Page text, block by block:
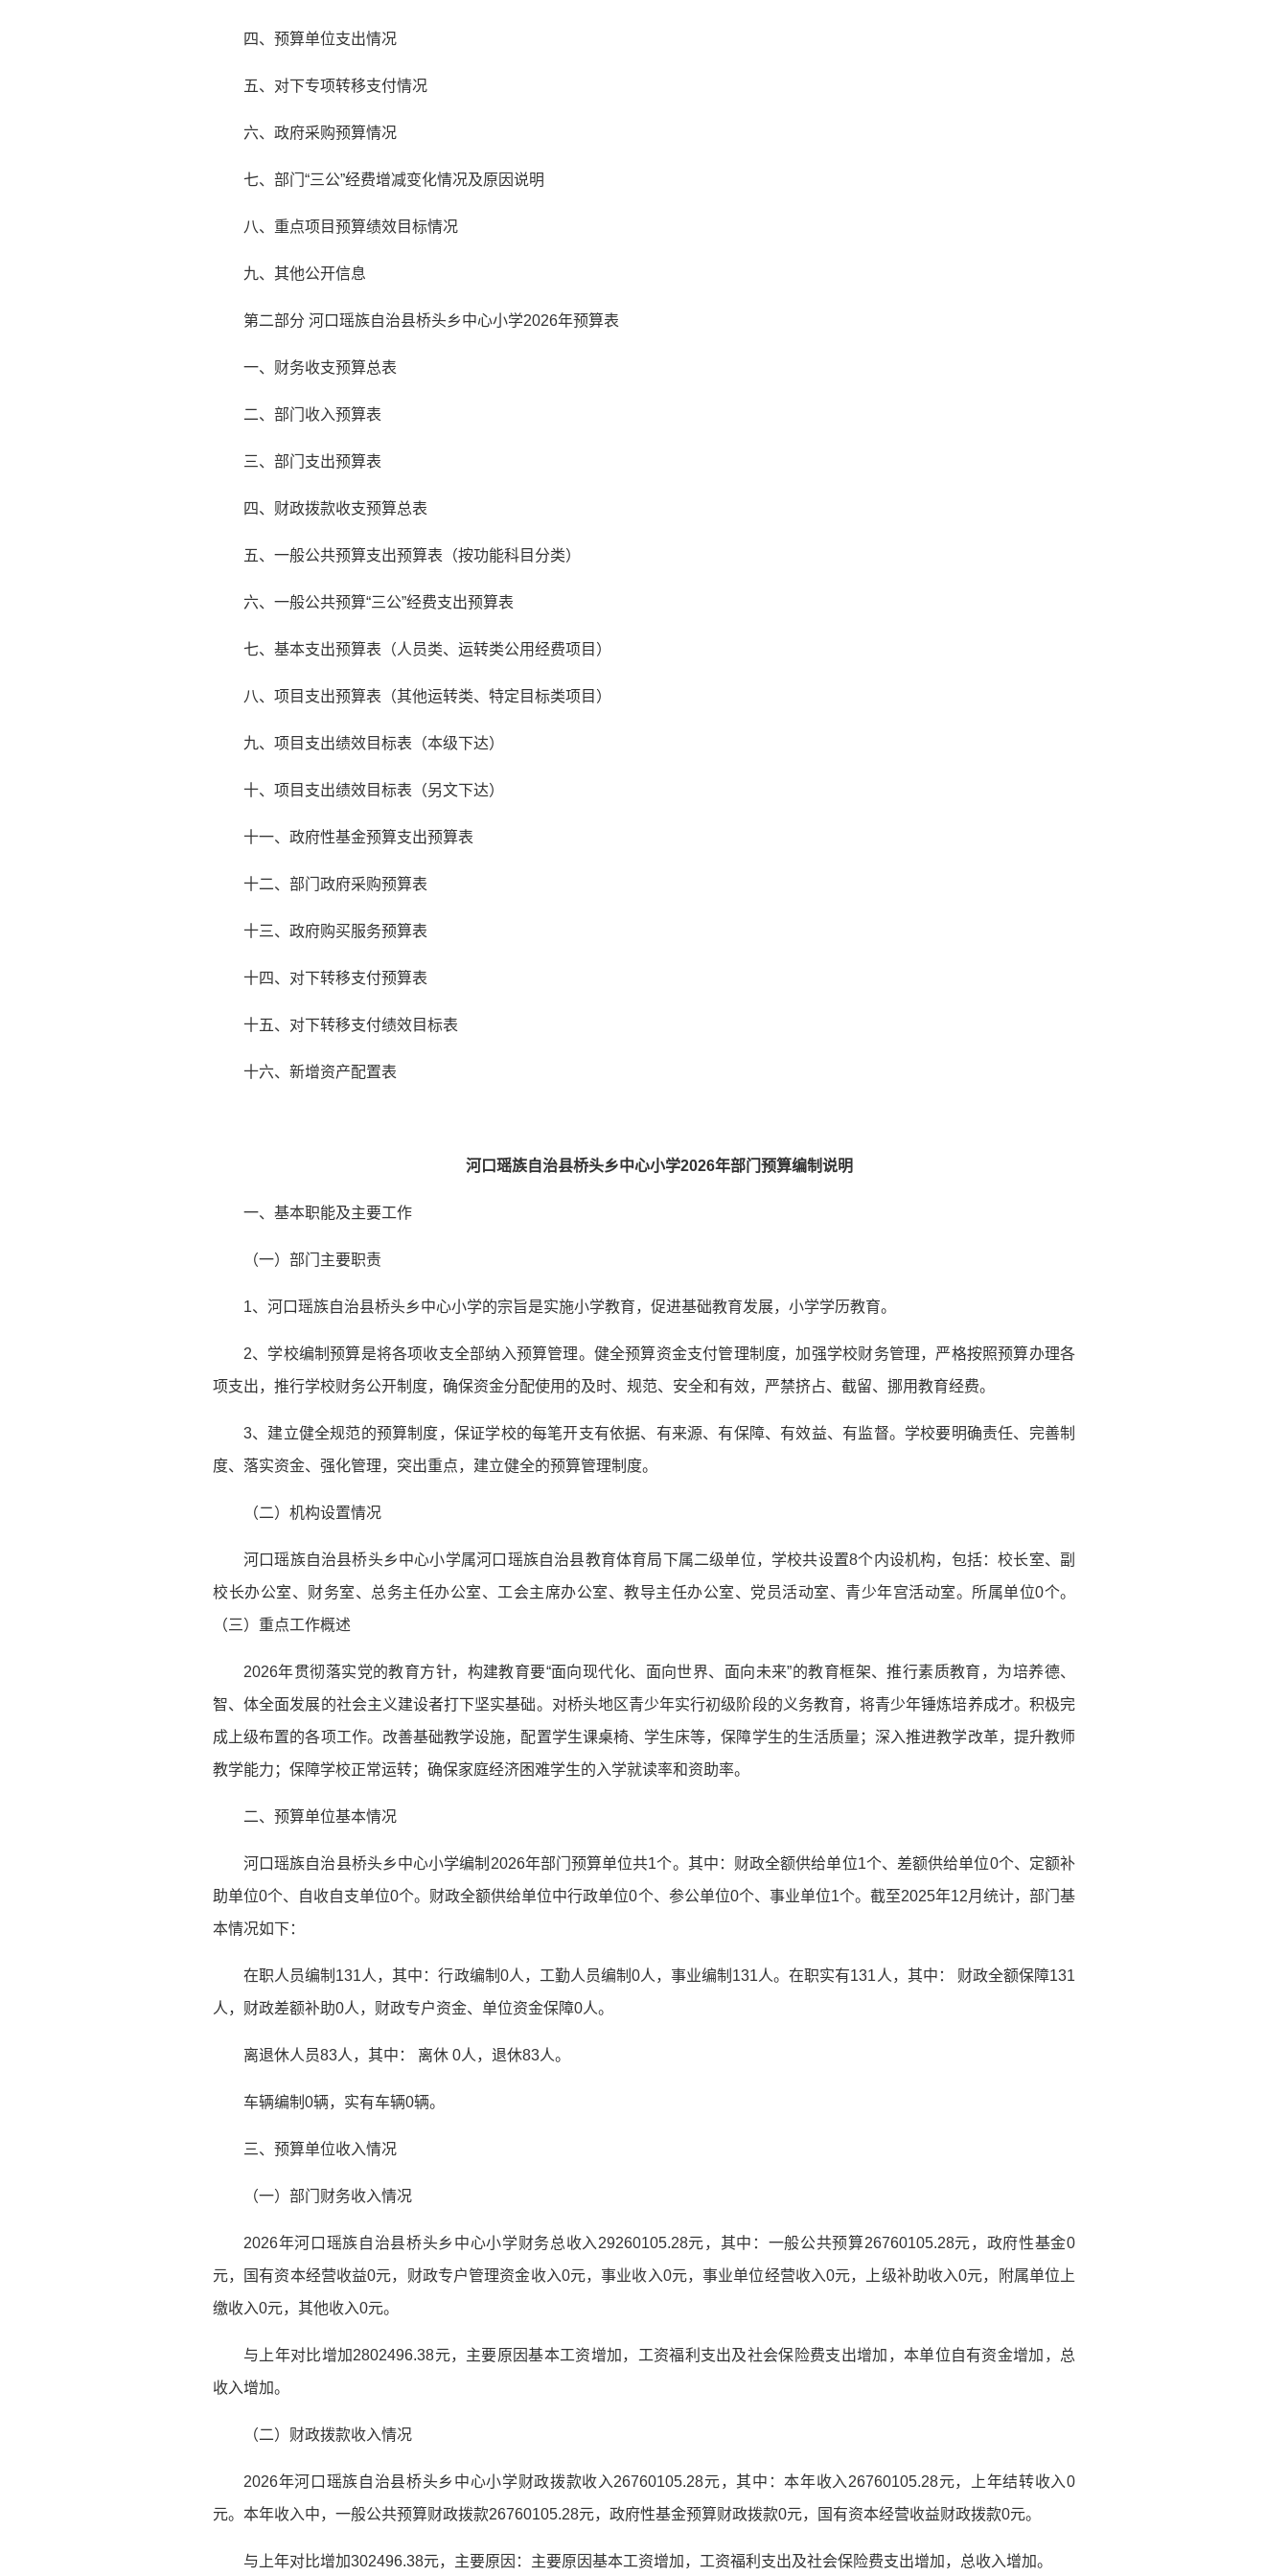
四、预算单位支出情况
五、对下专项转移支付情况
六、政府采购预算情况
七、部门“三公”经费增减变化情况及原因说明
八、重点项目预算绩效目标情况
九、其他公开信息
第二部分 河口瑶族自治县桥头乡中心小学2026年预算表
一、财务收支预算总表
二、部门收入预算表
三、部门支出预算表
四、财政拨款收支预算总表
五、一般公共预算支出预算表（按功能科目分类）
六、一般公共预算“三公”经费支出预算表
七、基本支出预算表（人员类、运转类公用经费项目）
八、项目支出预算表（其他运转类、特定目标类项目）
九、项目支出绩效目标表（本级下达）
十、项目支出绩效目标表（另文下达）
十一、政府性基金预算支出预算表
十二、部门政府采购预算表
十三、政府购买服务预算表
十四、对下转移支付预算表
十五、对下转移支付绩效目标表
十六、新增资产配置表
河口瑶族自治县桥头乡中心小学2026年部门预算编制说明
一、基本职能及主要工作
（一）部门主要职责
1、河口瑶族自治县桥头乡中心小学的宗旨是实施小学教育，促进基础教育发展，小学学历教育。
2、学校编制预算是将各项收支全部纳入预算管理。健全预算资金支付管理制度，加强学校财务管理，严格按照预算办理各
项支出，推行学校财务公开制度，确保资金分配使用的及时、规范、安全和有效，严禁挤占、截留、挪用教育经费。
3、建立健全规范的预算制度，保证学校的每笔开支有依据、有来源、有保障、有效益、有监督。学校要明确责任、完善制
度、落实资金、强化管理，突出重点，建立健全的预算管理制度。
（二）机构设置情况
河口瑶族自治县桥头乡中心小学属河口瑶族自治县教育体育局下属二级单位，学校共设置8个内设机构，包括：校长室、副
校长办公室、财务室、总务主任办公室、工会主席办公室、教导主任办公室、党员活动室、青少年宫活动室。所属单位0个。
（三）重点工作概述
2026年贯彻落实党的教育方针，构建教育要“面向现代化、面向世界、面向未来”的教育框架、推行素质教育，为培养德、
智、体全面发展的社会主义建设者打下坚实基础。对桥头地区青少年实行初级阶段的义务教育，将青少年锤炼培养成才。积极完
成上级布置的各项工作。改善基础教学设施，配置学生课桌椅、学生床等，保障学生的生活质量；深入推进教学改革，提升教师
教学能力；保障学校正常运转；确保家庭经济困难学生的入学就读率和资助率。
二、预算单位基本情况
河口瑶族自治县桥头乡中心小学编制2026年部门预算单位共1个。其中：财政全额供给单位1个、差额供给单位0个、定额补
助单位0个、自收自支单位0个。财政全额供给单位中行政单位0个、参公单位0个、事业单位1个。截至2025年12月统计，部门基
本情况如下：
在职人员编制131人，其中：行政编制0人，工勤人员编制0人，事业编制131人。在职实有131人，其中： 财政全额保障131
人，财政差额补助0人，财政专户资金、单位资金保障0人。
离退休人员83人，其中： 离休 0人，退休83人。
车辆编制0辆，实有车辆0辆。
三、预算单位收入情况
（一）部门财务收入情况
2026年河口瑶族自治县桥头乡中心小学财务总收入29260105.28元，其中：一般公共预算26760105.28元，政府性基金0
元，国有资本经营收益0元，财政专户管理资金收入0元，事业收入0元，事业单位经营收入0元，上级补助收入0元，附属单位上
缴收入0元，其他收入0元。
与上年对比增加2802496.38元，主要原因基本工资增加，工资福利支出及社会保险费支出增加，本单位自有资金增加，总
收入增加。
（二）财政拨款收入情况
2026年河口瑶族自治县桥头乡中心小学财政拨款收入26760105.28元，其中：本年收入26760105.28元，上年结转收入0
元。本年收入中，一般公共预算财政拨款26760105.28元，政府性基金预算财政拨款0元，国有资本经营收益财政拨款0元。
与上年对比增加302496.38元，主要原因：主要原因基本工资增加，工资福利支出及社会保险费支出增加，总收入增加。